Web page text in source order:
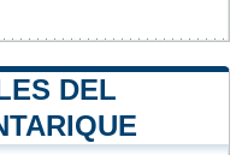
DEL